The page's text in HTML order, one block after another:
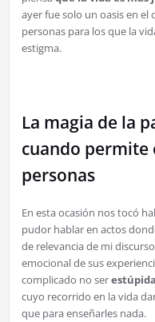
ayer fue solo un oasis en
personas para los que la
estigma.
La magia de la
cuando permite
personas
En esta ocasión nos tocó
pudor hablar en actos
de relevancia de mi
emocional de sus
complicado no ser
cuyo recorrido en la vida
que para enseñarles nada.